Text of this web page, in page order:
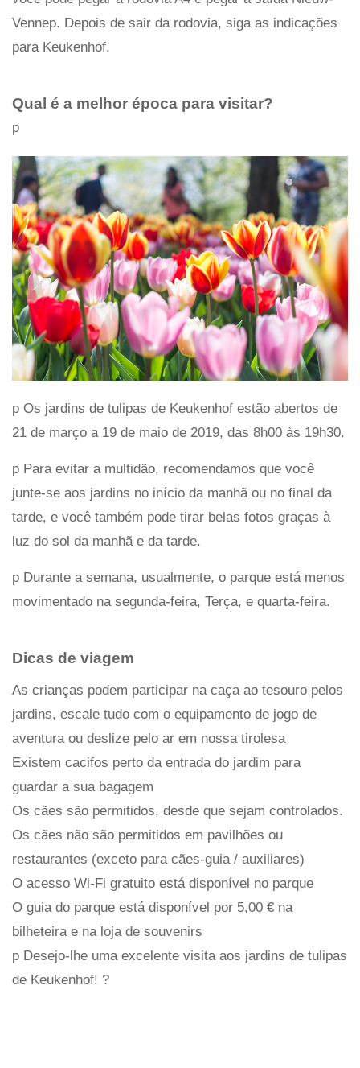
Vennep. Depois de sair da rodovia, siga as indicações
para Keukenhof.
Qual é a melhor época para visitar?
p
p Os jardins de tulipas de Keukenhof estão abertos de
21 de março a 19 de maio de 2019, das 8h00 às 19h30.
p Para evitar a multidão, recomendamos que você
junte-se aos jardins no início da manhã ou no final da
tarde, e você também pode tirar belas fotos graças à
luz do sol da manhã e da tarde.
p Durante a semana, usualmente, o parque está menos
movimentado na segunda-feira, Terça, e quarta-feira.
Dicas de viagem
As crianças podem participar na caça ao tesouro pelos
jardins, escale tudo com o equipamento de jogo de
aventura ou deslize pelo ar em nossa tirolesa
Existem cacifos perto da entrada do jardim para
guardar a sua bagagem
Os cães são permitidos, desde que sejam controlados.
Os cães não são permitidos em pavilhões ou
restaurantes (exceto para cães-guia / auxiliares)
O acesso Wi-Fi gratuito está disponível no parque
O guia do parque está disponível por 5,00 € na
bilheteira e na loja de souvenirs
p Desejo-lhe uma excelente visita aos jardins de tulipas
de Keukenhof! ?